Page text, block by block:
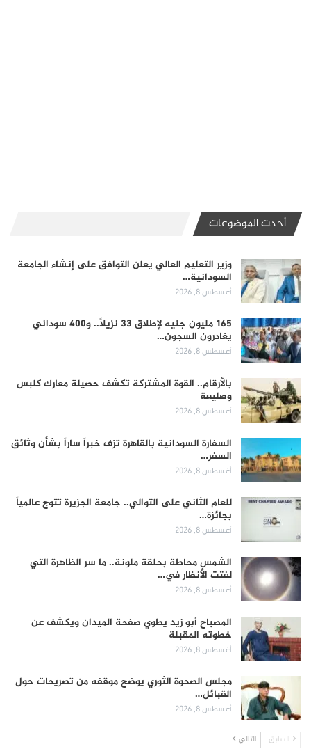
أحدث الموضوعات
وزير التعليم العالي يعلن التوافق على إنشاء الجامعة
السودانية…
أغسطس 8, 2026
165 مليون جنيه لإطلاق 33 نزيلاً.. و400 سوداني
يغادرون السجون…
أغسطس 8, 2026
بالأرقام.. القوة المشتركة تكشف حصيلة معارك كلبس
وصليعة
أغسطس 8, 2026
السفارة السودانية بالقاهرة تزف خبراً ساراً بشأن وثائق
السفر…
أغسطس 8, 2026
للعام الثاني على التوالي.. جامعة الجزيرة تتوج عالمياً
بجائزة…
أغسطس 8, 2026
الشمس محاطة بحلقة ملونة.. ما سر الظاهرة التي
لفتت الأنظار في…
أغسطس 8, 2026
المصباح أبو زيد يطوي صفحة الميدان ويكشف عن
خطوته المقبلة
أغسطس 8, 2026
مجلس الصحوة الثوري يوضح موقفه من تصريحات حول
القبائل…
أغسطس 8, 2026
السابق التالي